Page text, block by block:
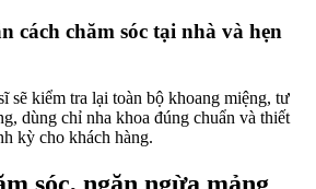
cách chăm sóc tại nhà và hẹn
sẽ kiểm tra lại toàn bộ khoang miệng, tư
dùng chỉ nha khoa đúng chuẩn và thiết
kỳ cho khách hàng.
sóc, ngăn ngừa mảng